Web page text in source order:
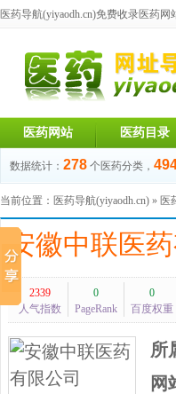
医药导航(yiyaodh.cn)免费收录医药网
医药网站 医药目录
数据统计： 278 个医药分类，
当前位置： 医药导航(yiyaodh.cn) » 医
安徽中联医
2339
人气指数
0
PageRank
0
百度权重
所
网